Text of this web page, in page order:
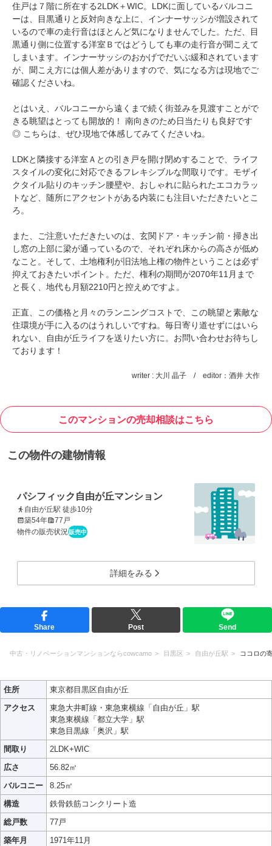
住戸は７階に所在する2LDK＋WIC。LDKに面しているバルコニ
ーは、目黒通りと反対向きな上に、インナーサッシが増設されて
いるので車の走行音はほとんど気になりませんでした。ただ、目
黒通り側に位置する洋室Ｂではどうしても車の走行音が聞こえて
しまいます。インナーサッシのおかげでだいぶ緩和されています
が、聞こえ方には個人差がありますので、気になる方は現地でご
確認くださいね。
とはいえ、バルコニーから遠くまで続く街並みを見渡すことがで
きる眺望はとっても開放的！ 南向きのため日当たりも良好です
◎ こちらは、ぜひ現地で体感してみてくださいね。
LDKと隣接する洋室Ａとの引き戸を開け閉めすることで、ライフ
スタイルの変化に対応できるフレキシブルな間取りです。モザイ
クタイル貼りのキッチン腰壁や、おしゃれに貼られたエコカラッ
トなど、随所にアクセントがある内装にも注目いただきたいとこ
ろ。
また、ご注意いただきたいのは、玄関ドア・キッチン前・掃き出
し窓の上部に梁が通っているので、それぞれ床からの高さが低め
なこと。そして、土地権利が旧法地上権の物件ということは必ず
抑えておきたいポイント。ただ、権利の期間が2070年11月まで
と長く、地代も月額2210円と控えめですよ。
正直、この価格と月々のランニングコストで、この眺望と素敵な
住環境が手に入るのはうれしいですね。毎日寄り道せずにはいら
れない、自由が丘ライフを送りたい方に。お問い合わせお待ちし
ております！
writer : 大川 晶子 / editor：酒井 大作
このマンションの売却相談はこちら
この物件の建物情報
パシフィック自由が丘マンション
自由が丘駅 徒歩10分
築54年
77戸
物件の販売状況販売中
詳細をみる
Share Post Send
中古・リノベーションマンションならcowcamo 目黒区 自由が丘駅 ココロの
住所
東京都目黒区自由が丘
アクセス
東急大井町線・東急東横線「自由が丘」駅
東急東横線「都立大学」駅
東急目黒線「奥沢」駅
間取り
2LDK+WIC
広さ
56.82㎡
バルコニー
8.25㎡
構造
鉄骨鉄筋コンクリート造
総戸数
77戸
築年月
1971年11月